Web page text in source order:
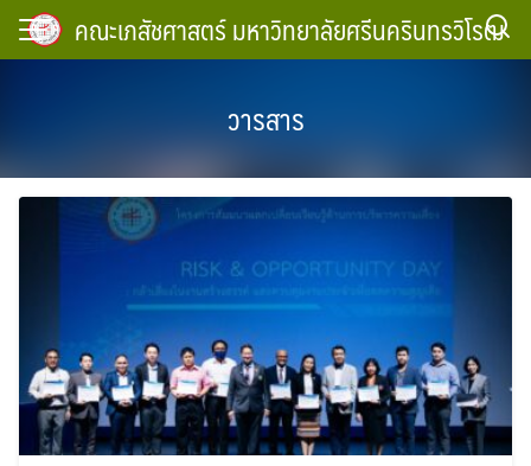
Skip
คณะเภสัชศาสตร์ มหาวิทยาลัยศรีนครินทรวิโรฒ
วารสาร